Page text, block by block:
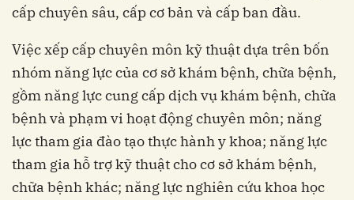
cấp chuyên sâu, cấp cơ bản và cấp ban đầu.
Việc xếp cấp chuyên môn kỹ thuật dựa trên bốn
nhóm năng lực của cơ sở khám bệnh, chữa bệnh,
gồm năng lực cung cấp dịch vụ khám bệnh, chữa
bệnh và phạm vi hoạt động chuyên môn; năng
lực tham gia đào tạo thực hành y khoa; năng lực
tham gia hỗ trợ kỹ thuật cho cơ sở khám bệnh,
chữa bệnh khác; năng lực nghiên cứu khoa học